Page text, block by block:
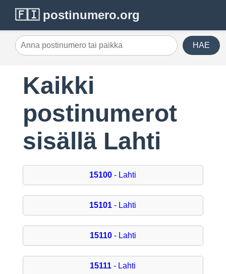
🇫🇮 postinumero.org
HAE
Kaikki
postinumerot
sisällä Lahti
15100 - Lahti
15101 - Lahti
15110- Lahti
15111 - Lahti